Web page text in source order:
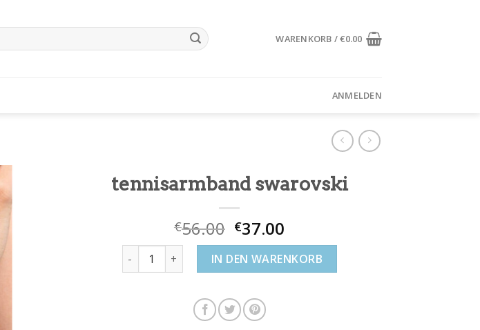
WARENKORB /€0.00
ANMELDEN
tennisarmband swarovski
€56.00 €37.00
tennisarmband swarovski Menge
IN DEN WARENKORB